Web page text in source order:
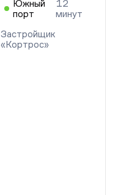
Южный
порт
12
минут
Застройщик
«Кортрос»